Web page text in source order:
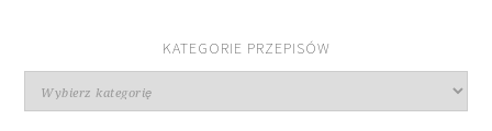
KATEGORIE PRZEPISÓW
przepisów